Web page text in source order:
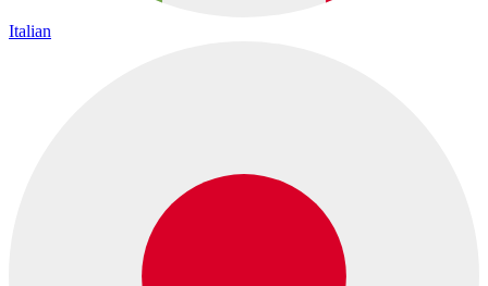
Italian